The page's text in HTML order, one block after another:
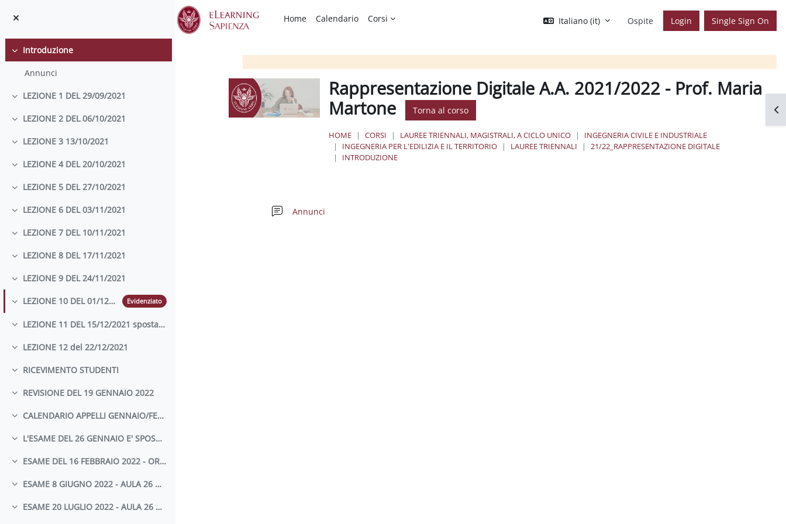
Home
Calendario Corsi Italiano ‎(it)‎ Ospite Login Single Sign On
Minimizza
Introduzione
Annunci
Minimizza
LEZIONE 1 DEL 29/09/2021
Minimizza
LEZIONE 2 DEL 06/10/2021
Minimizza
LEZIONE 3 13/10/2021
Minimizza
LEZIONE 4 DEL 20/10/2021
Minimizza
LEZIONE 5 DEL 27/10/2021
Minimizza
LEZIONE 6 DEL 03/11/2021
Minimizza
LEZIONE 7 DEL 10/11/2021
Minimizza
LEZIONE 8 DEL 17/11/2021
Minimizza
LEZIONE 9 DEL 24/11/2021
Minimizza LEZIONE 10 DEL 01/12/2021 SPOSTATA AL 03/12/2021 Evidenziato
Minimizza LEZIONE 11 DEL 15/12/2021 spostata al 17/12/2021
Minimizza
LEZIONE 12 del 22/12/2021
Minimizza
RICEVIMENTO STUDENTI
Minimizza
REVISIONE DEL 19 GENNAIO 2022
Minimizza CALENDARIO APPELLI GENNAIO/FEBBRAIO 2022
Minimizza L'ESAME DEL 26 GENNAIO E' SPOSTATO AL 27 GENNAIO ALLE ORE 9.00 -L'AULA 28 VERRA' CONFERMATA SUCCESSIVAMENTE
Minimizza ESAME DEL 16 FEBBRAIO 2022 - ORE 10.00 - AULA 17
Minimizza ESAME 8 GIUGNO 2022 - AULA 26 ORE 10.00
Minimizza ESAME 20 LUGLIO 2022 - AULA 26 ORE 10.00
Rappresentazione Digitale A.A. 2021/2022 - Prof. Maria
Martone
Torna al corso
HOME CORSI LAUREE TRIENNALI, MAGISTRALI, A CICLO UNICO
INGEGNERIA CIVILE E INDUSTRIALE
INGEGNERIA PER L'EDILIZIA E IL TERRITORIO
LAUREE TRIENNALI
21/22_RAPPRESENTAZIONE DIGITALE
INTRODUZIONE
Schema della sezione
Annunci